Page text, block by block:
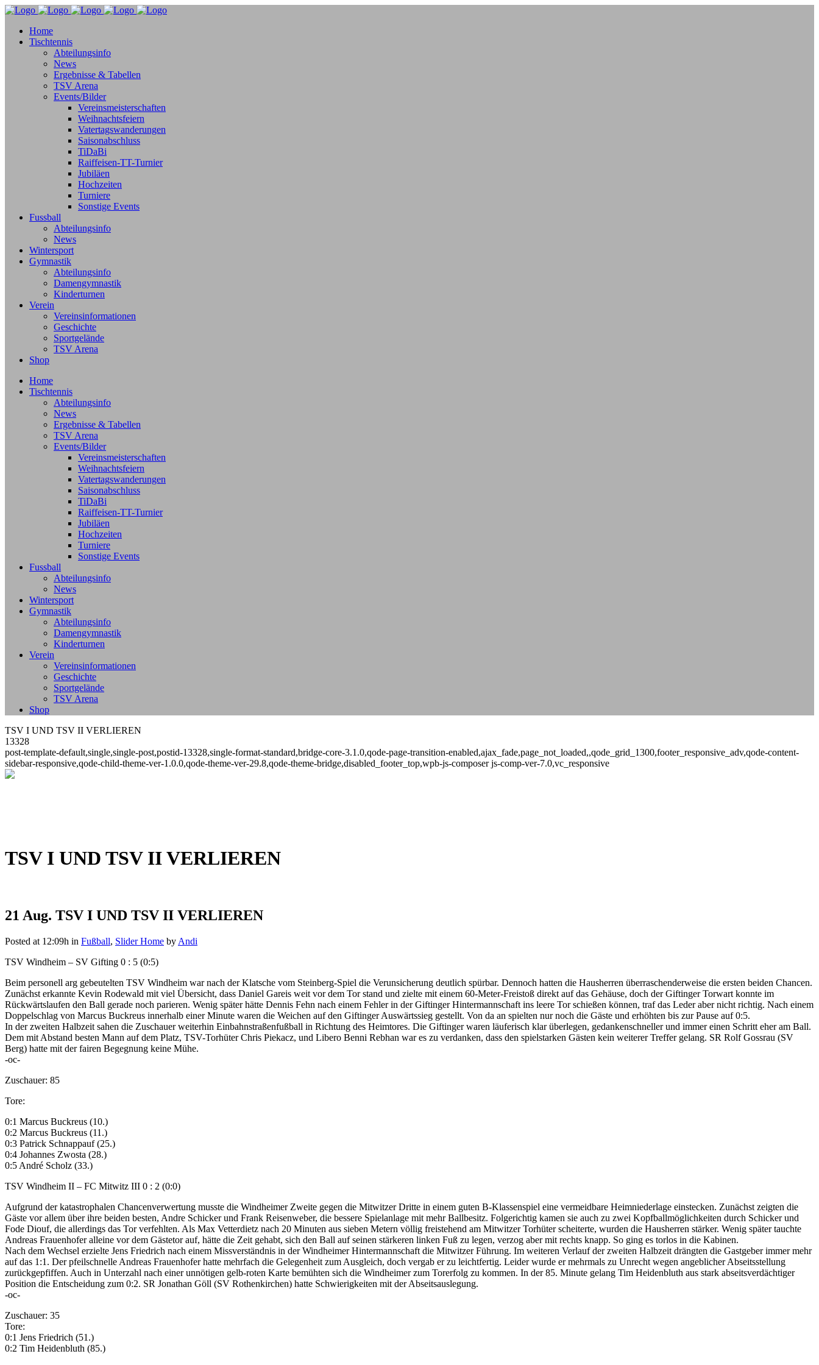
Home
Tischtennis
Abteilungsinfo
News
Ergebnisse & Tabellen
TSV Arena
Events/Bilder
Vereinsmeisterschaften
Weihnachtsfeiern
Vatertagswanderungen
Saisonabschluss
TiDaBi
Raiffeisen-TT-Turnier
Jubiläen
Hochzeiten
Turniere
Sonstige Events
Fussball
Abteilungsinfo
News
Wintersport
Gymnastik
Abteilungsinfo
Damengymnastik
Kinderturnen
Verein
Vereinsinformationen
Geschichte
Sportgelände
TSV Arena
Shop
Home
Tischtennis
Abteilungsinfo
News
Ergebnisse & Tabellen
TSV Arena
Events/Bilder
Vereinsmeisterschaften
Weihnachtsfeiern
Vatertagswanderungen
Saisonabschluss
TiDaBi
Raiffeisen-TT-Turnier
Jubiläen
Hochzeiten
Turniere
Sonstige Events
Fussball
Abteilungsinfo
News
Wintersport
Gymnastik
Abteilungsinfo
Damengymnastik
Kinderturnen
Verein
Vereinsinformationen
Geschichte
Sportgelände
TSV Arena
Shop
TSV I UND TSV II VERLIEREN
13328
post-template-default,single,single-post,postid-13328,single-format-standard,bridge-core-3.1.0,qode-page-transition-enabled,ajax_fade,page_not_loaded,,qode_grid_1300,footer_responsive_adv,qode-content-
sidebar-responsive,qode-child-theme-ver-1.0.0,qode-theme-ver-29.8,qode-theme-bridge,disabled_footer_top,wpb-js-composer js-comp-ver-7.0,vc_responsive
TSV I UND TSV II VERLIEREN
21 Aug. TSV I UND TSV II VERLIEREN
Posted at 12:09h in Fußball, Slider Home by Andi
TSV Windheim – SV Gifting 0 : 5 (0:5)
Beim personell arg gebeutelten TSV Windheim war nach der Klatsche vom Steinberg-Spiel die Verunsicherung deutlich spürbar. Dennoch hatten die Hausherren überraschenderweise die ersten beiden Chancen.
Zunächst erkannte Kevin Rodewald mit viel Übersicht, dass Daniel Gareis weit vor dem Tor stand und zielte mit einem 60-Meter-Freistoß direkt auf das Gehäuse, doch der Giftinger Torwart konnte im
Rückwärtslaufen den Ball gerade noch parieren. Wenig später hätte Dennis Fehn nach einem Fehler in der Giftinger Hintermannschaft ins leere Tor schießen können, traf das Leder aber nicht richtig. Nach einem
Doppelschlag von Marcus Buckreus innerhalb einer Minute waren die Weichen auf den Giftinger Auswärtssieg gestellt. Von da an spielten nur noch die Gäste und erhöhten bis zur Pause auf 0:5.
In der zweiten Halbzeit sahen die Zuschauer weiterhin Einbahnstraßenfußball in Richtung des Heimtores. Die Giftinger waren läuferisch klar überlegen, gedankenschneller und immer einen Schritt eher am Ball.
Dem mit Abstand besten Mann auf dem Platz, TSV-Torhüter Chris Piekacz, und Libero Benni Rebhan war es zu verdanken, dass den spielstarken Gästen kein weiterer Treffer gelang. SR Rolf Gossrau (SV
Berg) hatte mit der fairen Begegnung keine Mühe.
-oc-
Zuschauer: 85
Tore:
0:1 Marcus Buckreus (10.)
0:2 Marcus Buckreus (11.)
0:3 Patrick Schnappauf (25.)
0:4 Johannes Zwosta (28.)
0:5 André Scholz (33.)
TSV Windheim II – FC Mitwitz III 0 : 2 (0:0)
Aufgrund der katastrophalen Chancenverwertung musste die Windheimer Zweite gegen die Mitwitzer Dritte in einem guten B-Klassenspiel eine vermeidbare Heimniederlage einstecken. Zunächst zeigten die
Gäste vor allem über ihre beiden besten, Andre Schicker und Frank Reisenweber, die bessere Spielanlage mit mehr Ballbesitz. Folgerichtig kamen sie auch zu zwei Kopfballmöglichkeiten durch Schicker und
Fode Diouf, die allerdings das Tor verfehlten. Als Max Vetterdietz nach 20 Minuten aus sieben Metern völlig freistehend am Mitwitzer Torhüter scheiterte, wurden die Hausherren stärker. Wenig später tauchte
Andreas Frauenhofer alleine vor dem Gästetor auf, hätte die Zeit gehabt, sich den Ball auf seinen stärkeren linken Fuß zu legen, verzog aber mit rechts knapp. So ging es torlos in die Kabinen.
Nach dem Wechsel erzielte Jens Friedrich nach einem Missverständnis in der Windheimer Hintermannschaft die Mitwitzer Führung. Im weiteren Verlauf der zweiten Halbzeit drängten die Gastgeber immer mehr
auf das 1:1. Der pfeilschnelle Andreas Frauenhofer hatte mehrfach die Gelegenheit zum Ausgleich, doch vergab er zu leichtfertig. Leider wurde er mehrmals zu Unrecht wegen angeblicher Abseitsstellung
zurückgepfiffen. Auch in Unterzahl nach einer unnötigen gelb-roten Karte bemühten sich die Windheimer zum Torerfolg zu kommen. In der 85. Minute gelang Tim Heidenbluth aus stark abseitsverdächtiger
Position die Entscheidung zum 0:2. SR Jonathan Göll (SV Rothenkirchen) hatte Schwierigkeiten mit der Abseitsauslegung.
-oc-
Zuschauer: 35
Tore:
0:1 Jens Friedrich (51.)
0:2 Tim Heidenbluth (85.)